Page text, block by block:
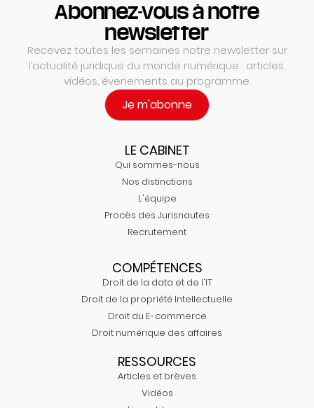
Abonnez-vous à notre
newsletter
Recevez toutes les semaines notre newsletter sur
l’actualité juridique du monde numérique : articles,
vidéos, évenements au programme.
Je m'abonne
LE CABINET
Qui sommes-nous
Nos distinctions
L'équipe
Procès des Jurisnautes
Recrutement
COMPÉTENCES
Droit de la data et de l'IT
Droit de la propriété Intellectuelle
Droit du E-commerce
Droit numérique des affaires
RESSOURCES
Articles et brèves
Vidéos